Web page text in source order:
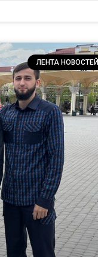
ЛЕНТА НОВОСТЕЙ